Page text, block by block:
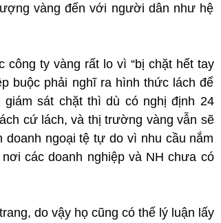
vàng đến với người dân như hệ
công ty vàng rất lo vì “bị chặt hết tay
buộc phải nghĩ ra hình thức lách để
sát chặt thì dù có nghị định 24
cứ lách, và thị trường vàng vẫn sẽ
ngoại tệ tự do vì nhu cầu nắm
các doanh nghiệp và NH chưa có
do vậy họ cũng có thể lý luận lấy